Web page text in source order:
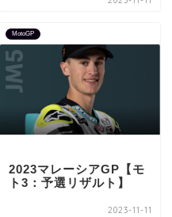
MotoGP
2023マレーシアGP【モ
ト3：予選リザルト】
2023-11-11